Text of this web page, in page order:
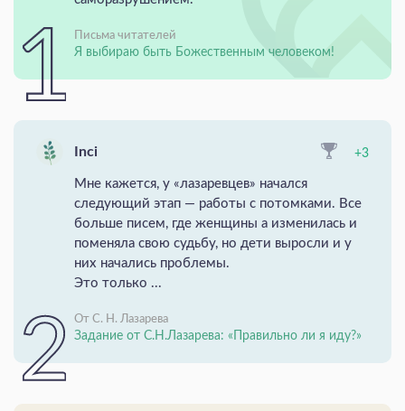
Письма читателей
Я выбираю быть Божественным человеком!
Inci +3
Мне кажется, у «лазаревцев» начался
следующий этап — работы с потомками. Все
больше писем, где женщины а изменилась и
поменяла свою судьбу, но дети выросли и у
них начались проблемы.
Это только ...
От С. Н. Лазарева
Задание от С.Н.Лазарева: «Правильно ли я иду?»